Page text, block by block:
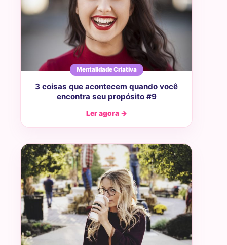
Mentalidade Criativa
3 coisas que acontecem quando você
encontra seu propósito #9
Ler agora →